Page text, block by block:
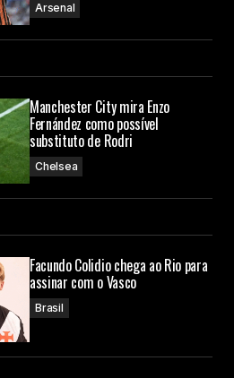
Arsenal
Manchester City mira Enzo
Fernández como possível
substituto de Rodri
Chelsea
Facundo Colidio chega ao Rio para
assinar com o Vasco
Brasil